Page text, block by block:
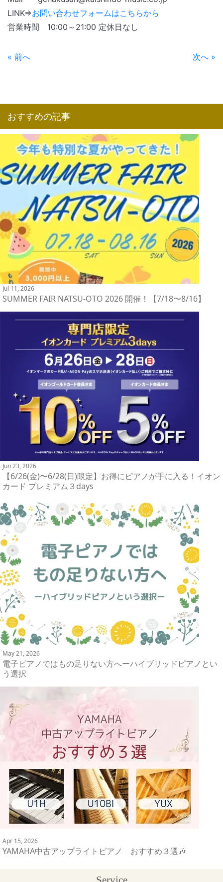
LINK⇒お問い合わせフォームはこちらから
営業時間 10:00～21:00 定休日なし
« 前へ 次へ »
おすすめの記事
Jul 11, 2026
SUMMER FAIR NATSU-OTO 2026 開催！【7/18〜8/16】
Jun 23, 2026
【6/26(金)〜6/28(日)限定】お得にピアノが手に入る！イオン
カード プレミアム３days
May 21, 2026
電子ピアノではもの足りない方へーハイブリッドピアノとい
う選択
Apr 15, 2026
YAMAHA中古アップライトピアノ おすすめ３選🎶